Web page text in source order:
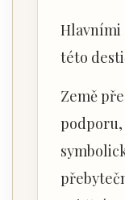
Hlavními
této
Země
podporu,